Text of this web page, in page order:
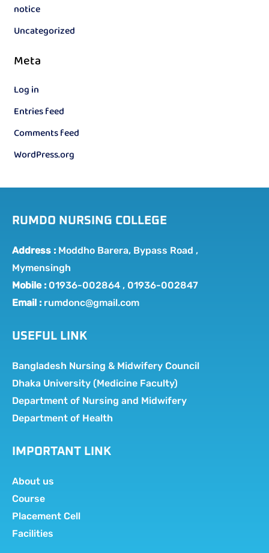
notice
Uncategorized
Meta
Log in
Entries feed
Comments feed
WordPress.org
RUMDO NURSING COLLEGE
Address : Moddho Barera, Bypass Road ,
Mymensingh
Mobile : 01936-002864 , 01936-002847
Email : rumdonc@gmail.com
USEFUL LINK
Bangladesh Nursing & Midwifery Council
Dhaka University (Medicine Faculty)
Department of Nursing and Midwifery
Department of Health
IMPORTANT LINK
About us
Course
Placement Cell
Facilities